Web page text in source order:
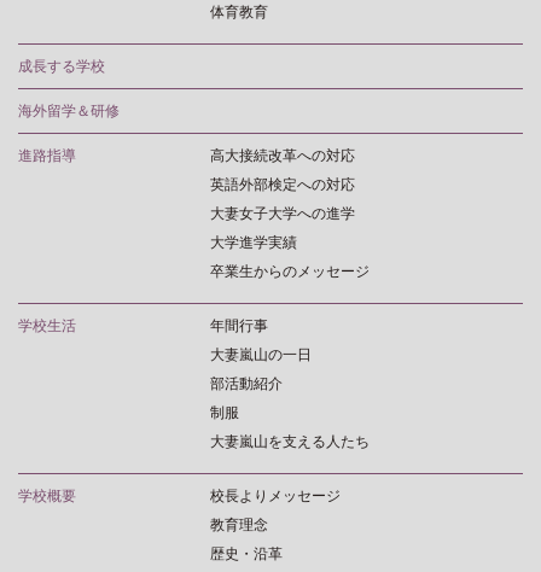
体育教育
成長する学校
海外留学＆研修
進路指導
高大接続改革への対応
英語外部検定への対応
大妻女子大学への進学
大学進学実績
卒業生からのメッセージ
学校生活
年間行事
大妻嵐山の一日
部活動紹介
制服
大妻嵐山を支える人たち
学校概要
校長よりメッセージ
教育理念
歴史・沿革